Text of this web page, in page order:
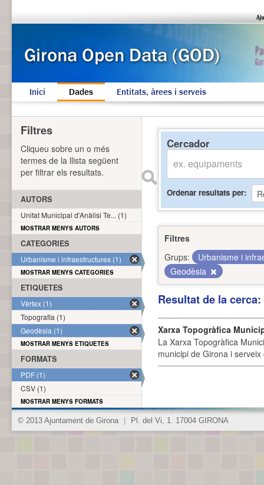
Inici Dades Entitats, àrees i serveis
Cercador
Ordenar resultats per
Filtres
Grups:
Urbanisme i
Geodèsia
Resultat de la
Xarxa Topogràfica
La Xarxa Topogràfica
municipi de Girona i
Filtres
Cliqueu sobre un o més
termes de la llista següent
per filtrar els resultats.
AUTORS
Unitat Municipal d'Anàlisi Te... (1)
MOSTRAR MENYS AUTORS
CATEGORIES
Urbanisme i infraestructures (1)
MOSTRAR MENYS CATEGORIES
ETIQUETES
Vèrtex (1)
Topografia (1)
Geodèsia (1)
MOSTRAR MENYS ETIQUETES
FORMATS
PDF (1)
CSV (1)
MOSTRAR MENYS FORMATS
© 2013 Ajuntament de Girona Pl. del Vi, 1. 17004 GIRONA